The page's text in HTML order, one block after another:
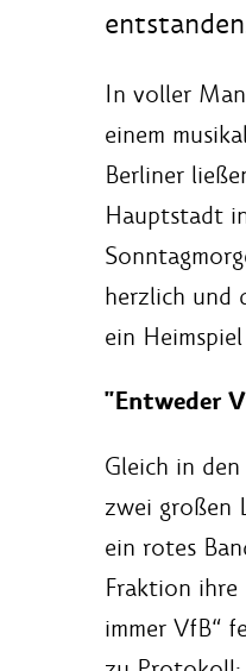
In voller
einem
Berliner
Hauptstadt
herzlich und
ein
"Entweder
Gleich in
zwei großen
ein rotes
Fraktion ihre
immer VfB“